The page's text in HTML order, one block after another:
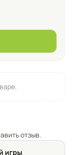
отзыв.
игры